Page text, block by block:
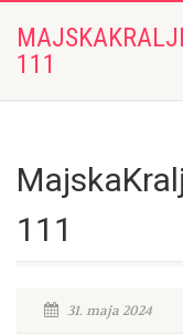
111
111
31. maja 2024